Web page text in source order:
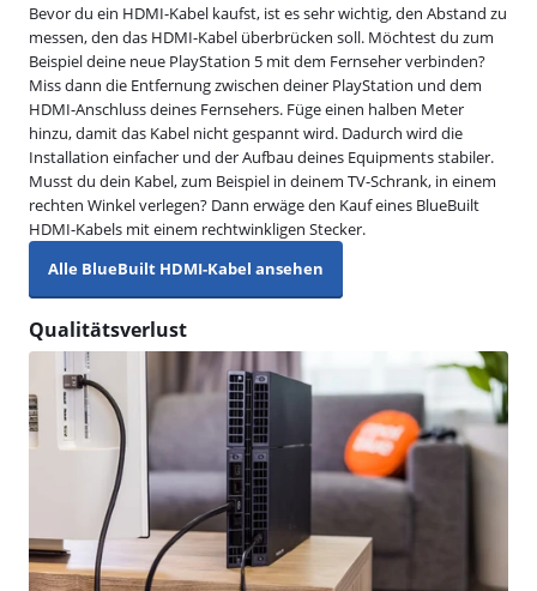
Bevor du ein HDMI-Kabel kaufst, ist es sehr wichtig, den Abstand zu
messen, den das HDMI-Kabel überbrücken soll. Möchtest du zum
Beispiel deine neue PlayStation 5 mit dem Fernseher verbinden?
Miss dann die Entfernung zwischen deiner PlayStation und dem
HDMI-Anschluss deines Fernsehers. Füge einen halben Meter
hinzu, damit das Kabel nicht gespannt wird. Dadurch wird die
Installation einfacher und der Aufbau deines Equipments stabiler.
Musst du dein Kabel, zum Beispiel in deinem TV-Schrank, in einem
rechten Winkel verlegen? Dann erwäge den Kauf eines BlueBuilt
HDMI-Kabels mit einem rechtwinkligen Stecker.
Alle BlueBuilt HDMI-Kabel ansehen
Qualitätsverlust